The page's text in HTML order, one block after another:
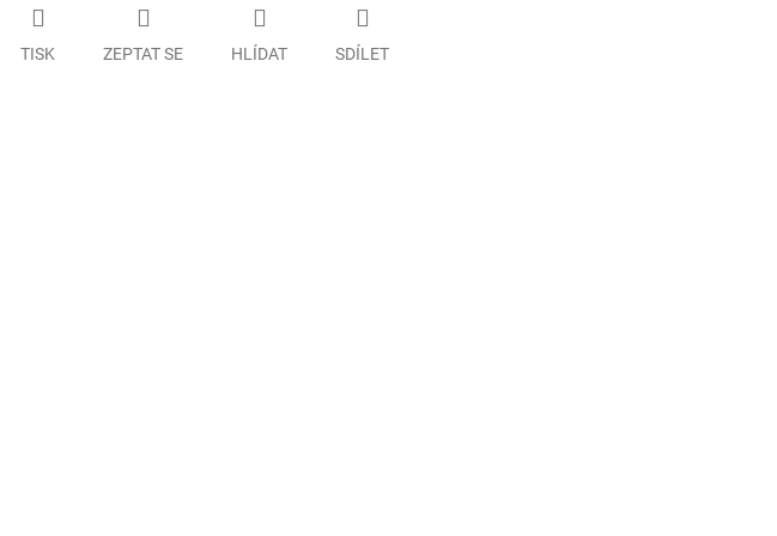
TISK ZEPTAT SE HLÍDAT SDÍLET